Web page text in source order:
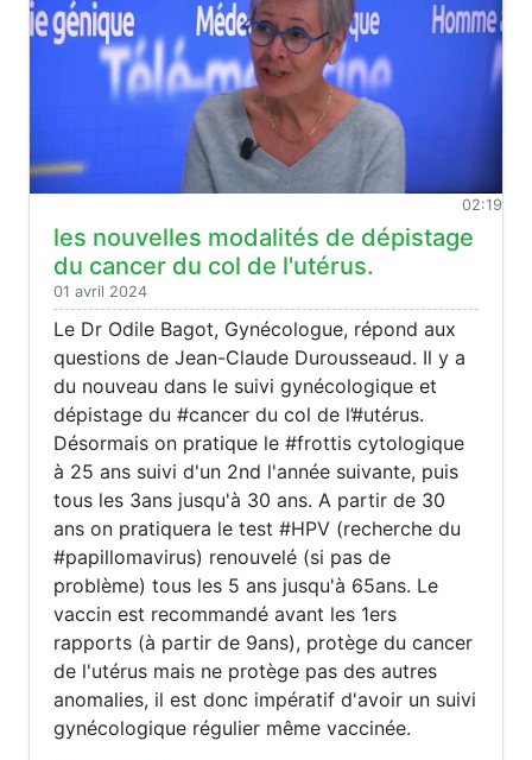
02:19
les nouvelles modalités de dépistage
du cancer du col de l'utérus.
01 avril 2024
Le Dr Odile Bagot, Gynécologue, répond aux
questions de Jean-Claude Durousseaud. Il y a
du nouveau dans le suivi gynécologique et
dépistage du #cancer du col de l’#utérus.
Désormais on pratique le #frottis cytologique
à 25 ans suivi d'un 2nd l'année suivante, puis
tous les 3ans jusqu'à 30 ans. A partir de 30
ans on pratiquera le test #HPV (recherche du
#papillomavirus) renouvelé (si pas de
problème) tous les 5 ans jusqu'à 65ans. Le
vaccin est recommandé avant les 1ers
rapports (à partir de 9ans), protège du cancer
de l'utérus mais ne protège pas des autres
anomalies, il est donc impératif d'avoir un suivi
gynécologique régulier même vaccinée.